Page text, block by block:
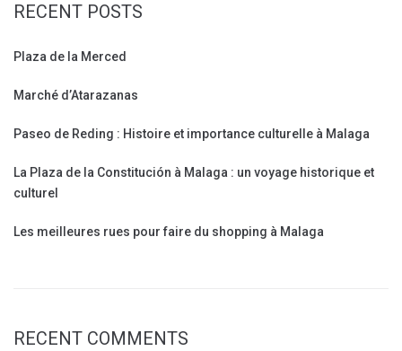
RECENT POSTS
Plaza de la Merced
Marché d’Atarazanas
Paseo de Reding : Histoire et importance culturelle à Malaga
La Plaza de la Constitución à Malaga : un voyage historique et
culturel
Les meilleures rues pour faire du shopping à Malaga
RECENT COMMENTS